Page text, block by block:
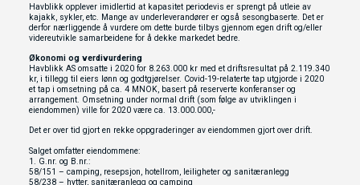
Havblikk opplever imidlertid at kapasitet periodevis er sprengt på utleie av
kajakk, sykler, etc. Mange av underleverandører er også sesongbaserte. Det er
derfor nærliggende å vurdere om dette burde tilbys gjennom egen drift og/eller
videreutvikle samarbeidene for å dekke markedet bedre.
Økonomi og verdivurdering
Havblikk AS omsatte i 2020 for 8.263.000 kr med et driftsresultat på 2.119.340
kr, i tillegg til eiers lønn og godtgjørelser. Covid-19-relaterte tap utgjorde i 2020
et tap i omsetning på ca. 4 MNOK, basert på reserverte konferanser og
arrangement. Omsetning under normal drift (som følge av utviklingen i
eiendommen) ville for 2020 være ca. 13.000.000,-
Det er over tid gjort en rekke oppgraderinger av eiendommen gjort over drift.
Salget omfatter eiendommene:
1. G.nr. og B.nr.:
58/151 – camping, resepsjon, hotellrom, leiligheter og sanitæranlegg
58/238 – hytter, sanitæranlegg og camping